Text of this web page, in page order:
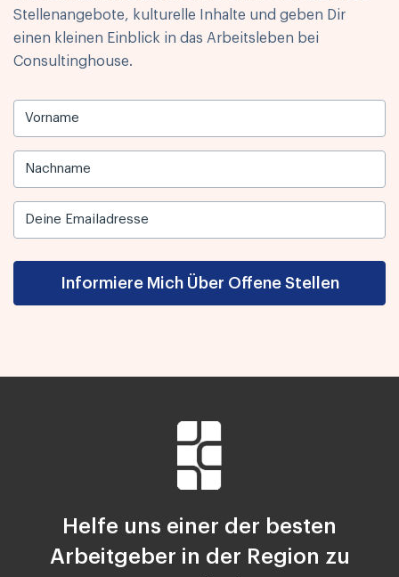
Stellenangebote, kulturelle Inhalte und geben Dir
einen kleinen Einblick in das Arbeitsleben bei
Consultinghouse.
Helfe uns einer der besten
Arbeitgeber in der Region zu